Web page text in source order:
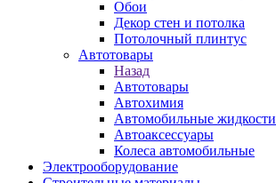
Обои
Декор стен и потолка
Потолочный плинтус
Автотовары
Назад
Автотовары
Автохимия
Автомобильные жидкости
Автоаксессуары
Колеса автомобильные
Электрооборудование